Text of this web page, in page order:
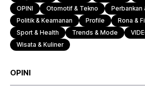
OPINI
Otomotif & Tekno
Perbankan
Politik & Keamanan
Profile Rona &
Sport & Health
Trends & Mode
Wisata & Kuliner
OPINI